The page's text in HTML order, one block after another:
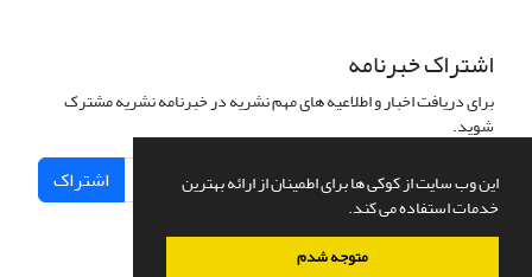
این وب سایت از کوکی ها برای اطمینان از ارائه بهترین
خدمات استفاده می کند.
متوجه شدم
اشتراک خبرنامه
برای دریافت اخبار و اطلاعیه های مهم نشریه در خبرنامه نشریه مشترک
شوید.
اشتراک